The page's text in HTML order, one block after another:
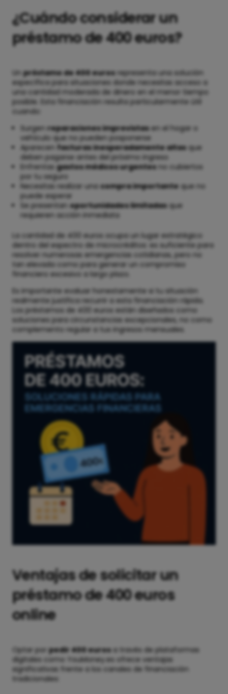
¿Cuándo considerar un
préstamo de 400 euros?
Unpréstamo de 400 eurosrepresenta una solución
específica para situaciones donde necesitas acceso a
una cantidad moderada de dinero en el menor tiempo
posible. Esta financiación resulta particularmente útil
cuando:
Surgen reparaciones imprevistasen el hogar o
vehículo que no pueden posponerse
Aparecen facturas inesperadamente altasque
deben pagarse antes del próximo ingreso
Enfrentas gastos médicos urgentesno cubiertos
por tu seguro
Necesitas realizar una compra importante que no
puede esperar
Se presentan oportunidades limitadasque
requieren acción inmediata
La cantidad de 400 euros ocupa un lugar estratégico
dentro del espectro de microcréditos: es suficiente para
resolver numerosas emergencias cotidianas, pero no
tan elevada como para generar un compromiso
financiero excesivo a largo plazo.
Es importante evaluar honestamente si tu situación
realmente justifica recurrir a esta financiación rápida.
Los préstamos de 400 euros están diseñados como
soluciones para circunstancias excepcionales, no como
complemento regular a tus ingresos mensuales.
Ventajas de solicitar un
préstamo de 400 euros
online
Optar porpedir 400 eurosa través de plataformas
digitales como YouMoney.es ofrece ventajas
significativas frente a los canales de financiación
tradicionales: